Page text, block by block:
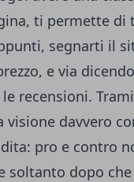
ti permette
segnarti il
e via
recensioni.
davvero
pro e contro
soltanto dopo